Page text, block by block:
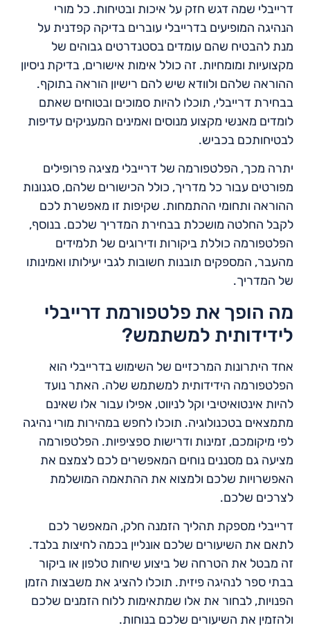
דרייבלי שמה דגש חזק על איכות ובטיחות. כל מורי
הנהיגה המופיעים בדרייבלי עוברים בדיקה קפדנית על
מנת להבטיח שהם עומדים בסטנדרטים גבוהים של
מקצועיות ומומחיות. זה כולל אימות אישורים, בדיקת ניסיון
ההוראה שלהם ולוודא שיש להם רישיון הוראה בתוקף.
בבחירת דרייבלי, תוכלו להיות סמוכים ובטוחים שאתם
לומדים מאנשי מקצוע מנוסים ואמינים המעניקים עדיפות
לבטיחותכם בכביש.
יתרה מכך, הפלטפורמה של דרייבלי מציגה פרופילים
מפורטים עבור כל מדריך, כולל הכישורים שלהם, סגנונות
ההוראה ותחומי ההתמחות. שקיפות זו מאפשרת לכם
לקבל החלטה מושכלת בבחירת המדריך שלכם. בנוסף,
הפלטפורמה כוללת ביקורות ודירוגים של תלמידים
מהעבר, המספקים תובנות חשובות לגבי יעילותו ואמינותו
של המדריך.
מה הופך את פלטפורמת דרייבלי
לידידותית למשתמש?
אחד היתרונות המרכזיים של השימוש בדרייבלי הוא
הפלטפורמה הידידותית למשתמש שלה. האתר נועד
להיות אינטואיטיבי וקל לניווט, אפילו עבור אלו שאינם
מתמצאים בטכנולוגיה. תוכלו לחפש במהירות מורי נהיגה
לפי מיקומכם, זמינות ודרישות ספציפיות. הפלטפורמה
מציעה גם מסננים נוחים המאפשרים לכם לצמצם את
האפשרויות שלכם ולמצוא את ההתאמה המושלמת
לצרכים שלכם.
דרייבלי מספקת תהליך הזמנה חלק, המאפשר לכם
לתאם את השיעורים שלכם אונליין בכמה לחיצות בלבד.
זה מבטל את הטרחה של ביצוע שיחות טלפון או ביקור
בבתי ספר לנהיגה פיזית. תוכלו להציג את משבצות הזמן
הפנויות, לבחור את אלו שמתאימות ללוח הזמנים שלכם
ולהזמין את השיעורים שלכם בנוחות.